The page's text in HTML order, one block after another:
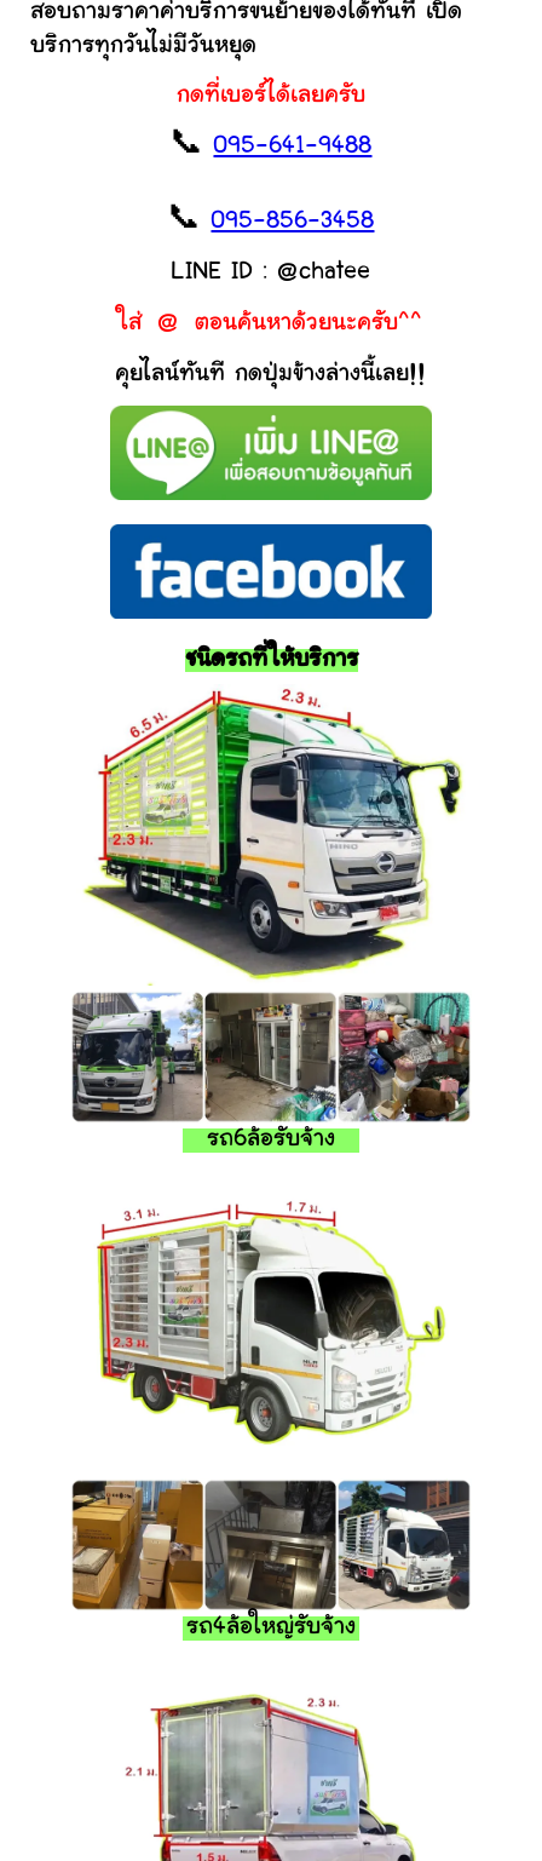
สอบถามราคาค่าบริการขนย้ายของได้ทันที เปิด
บริการทุกวันไม่มีวันหยุด
กดที่เบอร์ได้เลยครับ
📞095-641-9488
📞095-856-3458
LINE ID : @chatee
ใส่ @ ตอนค้นหาด้วยนะครับ^^
คุยไลน์ทันที กดปุ่มข้างล่างนี้เลย!!
ชนิดรถที่ให้บริการ
รถ6ล้อรับจ้าง
รถ4ล้อใหญ่รับจ้าง